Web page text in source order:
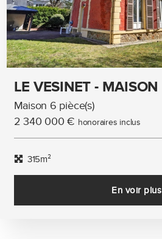
LE VESINET - MAISON
Maison 6 pièce(s)
2 340 000 € honoraires inclus
315m²
En voir plus